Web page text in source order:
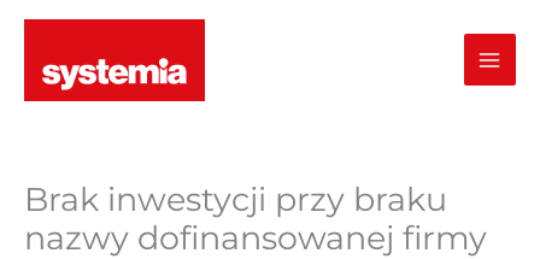
Przejdź
treści
Brak inwestycji przy braku
nazwy dofinansowanej firmy